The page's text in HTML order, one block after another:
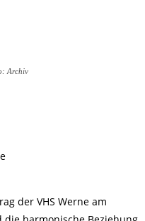
Archiv
der VHS Werne am